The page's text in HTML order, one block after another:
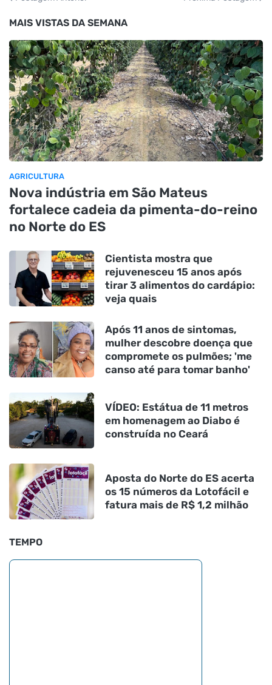
MAIS VISTAS DA SEMANA
AGRICULTURA
Nova indústria em São Mateus
fortalece cadeia da pimenta-do-reino
no Norte do ES
Cientista mostra que
rejuvenesceu 15 anos após
tirar 3 alimentos do cardápio:
veja quais
Após 11 anos de sintomas,
mulher descobre doença que
compromete os pulmões; 'me
canso até para tomar banho'
VÍDEO: Estátua de 11 metros
em homenagem ao Diabo é
construída no Ceará
Aposta do Norte do ES acerta
os 15 números da Lotofácil e
fatura mais de R$ 1,2 milhão
TEMPO